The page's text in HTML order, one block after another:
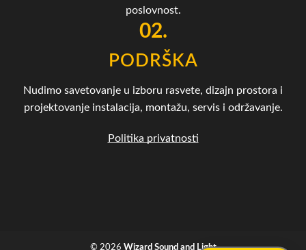
poslovnost.
02.
PODRŠKA
Nudimo savetovanje u izboru rasvete, dizajn prostora i
projektovanje instalacija, montažu, servis i održavanje.
Politika privatnosti
© 2026 Wizard Sound and Light